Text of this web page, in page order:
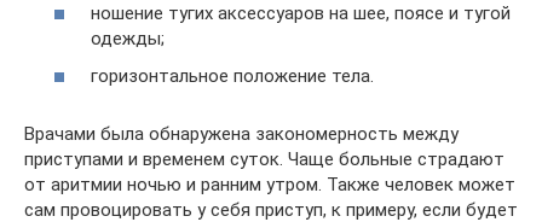
ношение тугих аксессуаров на шее, поясе и тугой
одежды;
горизонтальное положение тела.
Врачами была обнаружена закономерность между
приступами и временем суток. Чаще больные страдают
от аритмии ночью и ранним утром. Также человек может
сам провоцировать у себя приступ, к примеру, если будет